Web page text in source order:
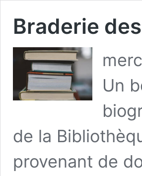
Braderie
Un
de la
provenant de